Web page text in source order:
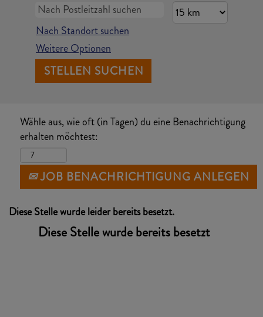
Nach Standort suchen
Weitere Optionen
Wähle aus, wie oft (in Tagen) du eine Benachrichtigung
erhalten möchtest:
JOB BENACHRICHTIGUNG ANLEGEN
Diese Stelle wurde leider bereits besetzt.
Diese Stelle wurde bereits besetzt